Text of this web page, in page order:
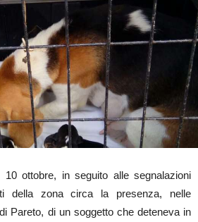
10 ottobre, in seguito alle segnalazioni
della zona circa la presenza, nelle
Pareto, di un soggetto che deteneva in